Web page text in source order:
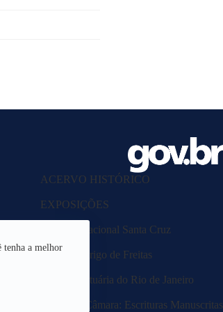
tenha a melhor
ACERVO HISTÓRICO
EXPOSIÇÕES
Fazenda Nacional Santa Cruz
Lagoa Rodrigo de Freitas
Região Portuária do Rio de Janeiro
Livros da Câmara: Escrituras Manuscritas